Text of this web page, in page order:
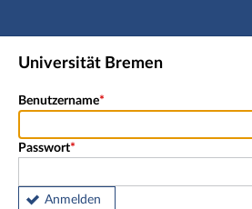
Hauptnavigation
Shibboleth Login
Universität Bremen
Benutzername
Passwort
Anmelden